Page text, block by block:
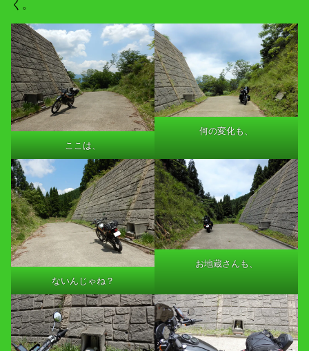
く。
ここは、
何の変化も、
ないんじゃね？
お地蔵さんも、